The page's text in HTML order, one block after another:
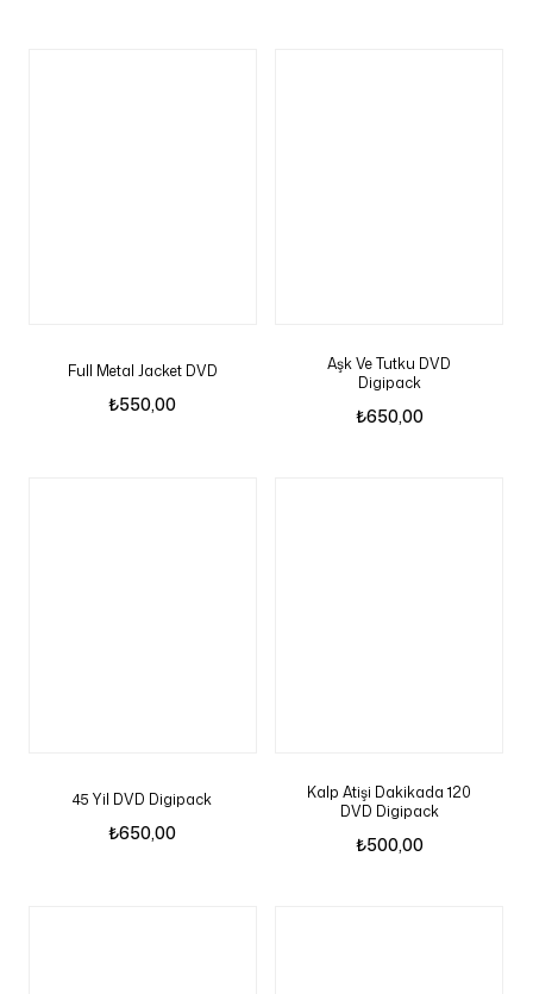
Full Metal Jacket DVD
₺550,00
Aşk Ve Tutku DVD
Digipack
₺650,00
45 Yil DVD Digipack
₺650,00
Kalp Atişi Dakikada 120
DVD Digipack
₺500,00